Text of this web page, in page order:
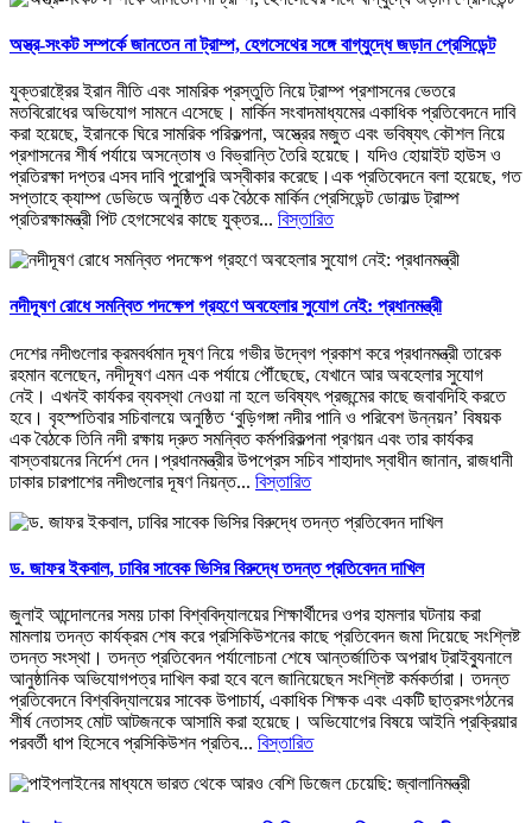
অস্ত্র-সংকট সম্পর্কে জানতেন না ট্রাম্প, হেগসেথের সঙ্গে বাগ্‌যুদ্ধে জড়ান প্রেসিডেন্ট
যুক্তরাষ্ট্রের ইরান নীতি এবং সামরিক প্রস্তুতি নিয়ে ট্রাম্প প্রশাসনের ভেতরে
মতবিরোধের অভিযোগ সামনে এসেছে। মার্কিন সংবাদমাধ্যমের একাধিক প্রতিবেদনে দাবি
করা হয়েছে, ইরানকে ঘিরে সামরিক পরিকল্পনা, অস্ত্রের মজুত এবং ভবিষ্যৎ কৌশল নিয়ে
প্রশাসনের শীর্ষ পর্যায়ে অসন্তোষ ও বিভ্রান্তি তৈরি হয়েছে। যদিও হোয়াইট হাউস ও
প্রতিরক্ষা দপ্তর এসব দাবি পুরোপুরি অস্বীকার করেছে।এক প্রতিবেদনে বলা হয়েছে, গত
সপ্তাহে ক্যাম্প ডেভিডে অনুষ্ঠিত এক বৈঠকে মার্কিন প্রেসিডেন্ট ডোনাল্ড ট্রাম্প
প্রতিরক্ষামন্ত্রী পিট হেগসেথের কাছে যুক্তর... বিস্তারিত
নদীদূষণ রোধে সমন্বিত পদক্ষেপ গ্রহণে অবহেলার সুযোগ নেই: প্রধানমন্ত্রী
দেশের নদীগুলোর ক্রমবর্ধমান দূষণ নিয়ে গভীর উদ্বেগ প্রকাশ করে প্রধানমন্ত্রী তারেক
রহমান বলেছেন, নদীদূষণ এমন এক পর্যায়ে পৌঁছেছে, যেখানে আর অবহেলার সুযোগ
নেই। এখনই কার্যকর ব্যবস্থা নেওয়া না হলে ভবিষ্যৎ প্রজন্মের কাছে জবাবদিহি করতে
হবে। বৃহস্পতিবার সচিবালয়ে অনুষ্ঠিত ‘বুড়িগঙ্গা নদীর পানি ও পরিবেশ উন্নয়ন’ বিষয়ক
এক বৈঠকে তিনি নদী রক্ষায় দ্রুত সমন্বিত কর্মপরিকল্পনা প্রণয়ন এবং তার কার্যকর
বাস্তবায়নের নির্দেশ দেন।প্রধানমন্ত্রীর উপপ্রেস সচিব শাহাদাৎ স্বাধীন জানান, রাজধানী
ঢাকার চারপাশের নদীগুলোর দূষণ নিয়ন্ত... বিস্তারিত
ড. জাফর ইকবাল, ঢাবির সাবেক ভিসির বিরুদ্ধে তদন্ত প্রতিবেদন দাখিল
জুলাই আন্দোলনের সময় ঢাকা বিশ্ববিদ্যালয়ের শিক্ষার্থীদের ওপর হামলার ঘটনায় করা
মামলায় তদন্ত কার্যক্রম শেষ করে প্রসিকিউশনের কাছে প্রতিবেদন জমা দিয়েছে সংশ্লিষ্ট
তদন্ত সংস্থা। তদন্ত প্রতিবেদন পর্যালোচনা শেষে আন্তর্জাতিক অপরাধ ট্রাইব্যুনালে
আনুষ্ঠানিক অভিযোগপত্র দাখিল করা হবে বলে জানিয়েছেন সংশ্লিষ্ট কর্মকর্তারা। তদন্ত
প্রতিবেদনে বিশ্ববিদ্যালয়ের সাবেক উপাচার্য, একাধিক শিক্ষক এবং একটি ছাত্রসংগঠনের
শীর্ষ নেতাসহ মোট আটজনকে আসামি করা হয়েছে। অভিযোগের বিষয়ে আইনি প্রক্রিয়ার
পরবর্তী ধাপ হিসেবে প্রসিকিউশন প্রতিব... বিস্তারিত